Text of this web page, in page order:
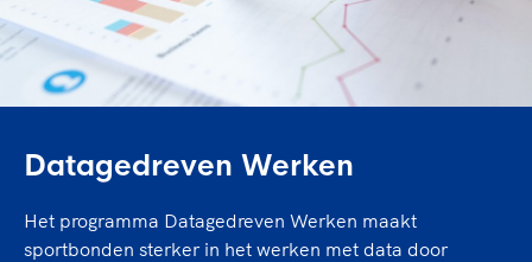
Sportonderzoek
Sportakkoord II
Game Changer
Olympische geschiedenis
Veilige en integere sport
Diversiteit en inclusie
Gezonde sportomgeving
Bekwaam sportkader
TeamNL Academie Kalender
Kennisaanbod TeamNL Experts
Olympische Spelen LA28
Paralympische Spelen LA28
Datagedreven Werken
Het programma Datagedreven Werken maakt
sportbonden sterker in het werken met data door